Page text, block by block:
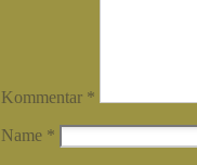
Kommentar *
Name *